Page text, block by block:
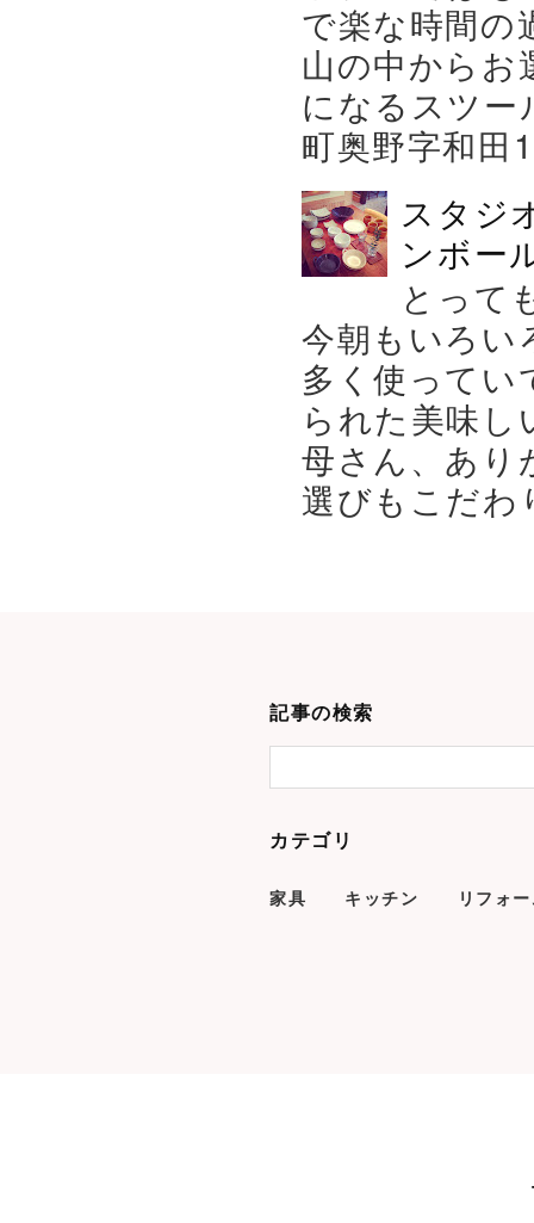
で楽な時間の
山の中から
になるスツー
町奥野字和
スタジ
ンボー
とって
今朝もいろい
多く使ってい
られた美味
母さん、あり
選びもこだ
記事の検索
カテゴリ
家具 キッチン リフォ